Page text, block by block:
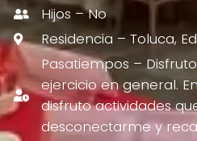
Hijos – No
Residencia – Toluca,
Pasatiempos –
ejercicio en general.
disfruto actividades
desconectarme y